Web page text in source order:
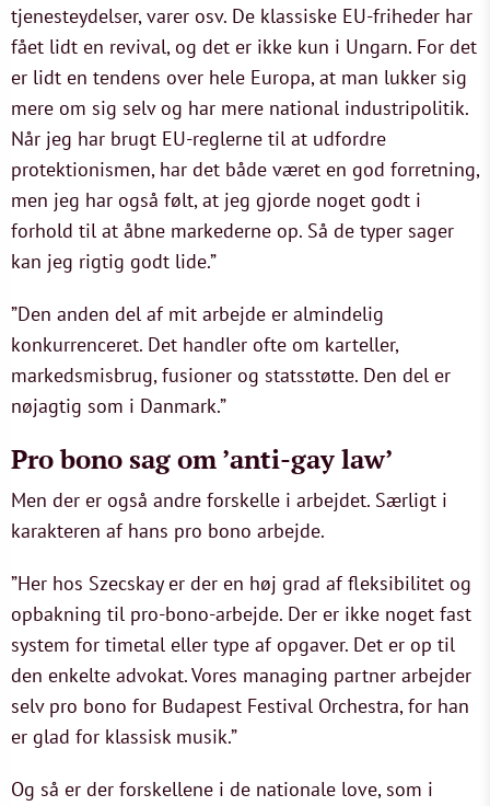
tjenesteydelser, varer osv. De klassiske EU-friheder har
fået lidt en revival, og det er ikke kun i Ungarn. For det
er lidt en tendens over hele Europa, at man lukker sig
mere om sig selv og har mere national industripolitik.
Når jeg har brugt EU-reglerne til at udfordre
protektionismen, har det både været en god forretning,
men jeg har også følt, at jeg gjorde noget godt i
forhold til at åbne markederne op. Så de typer sager
kan jeg rigtig godt lide.”
”Den anden del af mit arbejde er almindelig
konkurrenceret. Det handler ofte om karteller,
markedsmisbrug, fusioner og statsstøtte. Den del er
nøjagtig som i Danmark.”
Pro bono sag om ’anti-gay law’
Men der er også andre forskelle i arbejdet. Særligt i
karakteren af hans pro bono arbejde.
”Her hos Szecskay er der en høj grad af fleksibilitet og
opbakning til pro-bono-arbejde. Der er ikke noget fast
system for timetal eller type af opgaver. Det er op til
den enkelte advokat. Vores managing partner arbejder
selv pro bono for Budapest Festival Orchestra, for han
er glad for klassisk musik.”
Og så er der forskellene i de nationale love, som i